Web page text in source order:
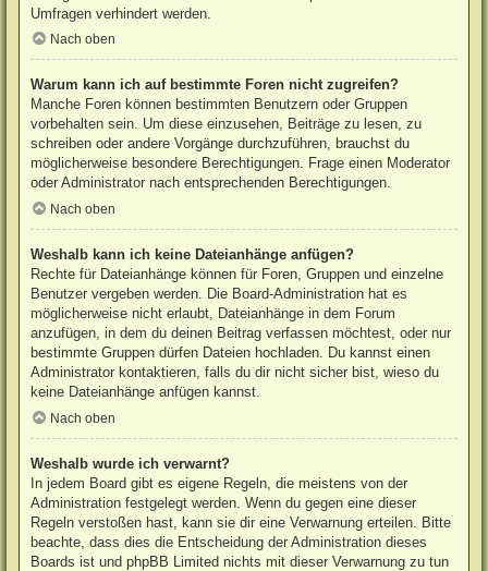
Umfragen verhindert werden.
Nach oben
Warum kann ich auf bestimmte Foren nicht zugreifen?
Manche Foren können bestimmten Benutzern oder Gruppen
vorbehalten sein. Um diese einzusehen, Beiträge zu lesen, zu
schreiben oder andere Vorgänge durchzuführen, brauchst du
möglicherweise besondere Berechtigungen. Frage einen Moderator
oder Administrator nach entsprechenden Berechtigungen.
Nach oben
Weshalb kann ich keine Dateianhänge anfügen?
Rechte für Dateianhänge können für Foren, Gruppen und einzelne
Benutzer vergeben werden. Die Board-Administration hat es
möglicherweise nicht erlaubt, Dateianhänge in dem Forum
anzufügen, in dem du deinen Beitrag verfassen möchtest, oder nur
bestimmte Gruppen dürfen Dateien hochladen. Du kannst einen
Administrator kontaktieren, falls du dir nicht sicher bist, wieso du
keine Dateianhänge anfügen kannst.
Nach oben
Weshalb wurde ich verwarnt?
In jedem Board gibt es eigene Regeln, die meistens von der
Administration festgelegt werden. Wenn du gegen eine dieser
Regeln verstoßen hast, kann sie dir eine Verwarnung erteilen. Bitte
beachte, dass dies die Entscheidung der Administration dieses
Boards ist und phpBB Limited nichts mit dieser Verwarnung zu tun